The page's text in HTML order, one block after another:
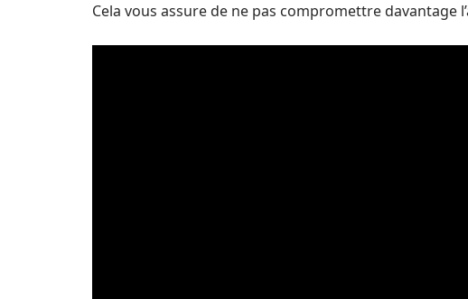
Cela vous assure de ne pas compromettre davantage